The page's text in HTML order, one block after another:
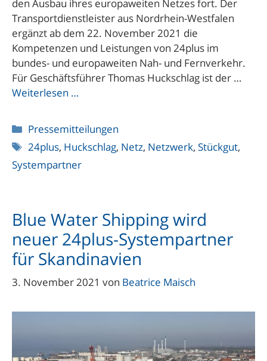
den Ausbau ihres europaweiten Netzes fort. Der
Transportdienstleister aus Nordrhein-Westfalen
ergänzt ab dem 22. November 2021 die
Kompetenzen und Leistungen von 24plus im
bundes- und europaweiten Nah- und Fernverkehr.
Für Geschäftsführer Thomas Huckschlag ist der …
Weiterlesen …
Kategorien
Pressemitteilungen
Schlagwörter
24plus, Huckschlag, Netz, Netzwerk, Stückgut,
Systempartner
Blue Water Shipping wird
neuer 24plus-Systempartner
für Skandinavien
3. November 2021 von Beatrice Maisch